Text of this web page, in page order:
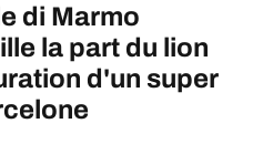
di Marmo
la part du lion
d'un super